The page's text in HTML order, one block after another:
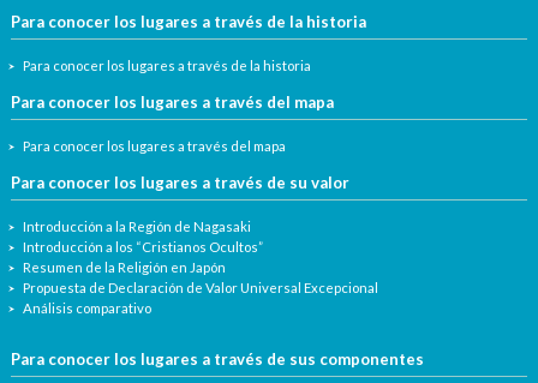
Para conocer los lugares a través de la historia
Para conocer los lugares a través de la historia
Para conocer los lugares a través del mapa
Para conocer los lugares a través del mapa
Para conocer los lugares a través de su valor
Introducción a la Región de Nagasaki
Introducción a los “Cristianos Ocultos”
Resumen de la Religión en Japón
Propuesta de Declaración de Valor Universal Excepcional
Análisis comparativo
Para conocer los lugares a través de sus componentes